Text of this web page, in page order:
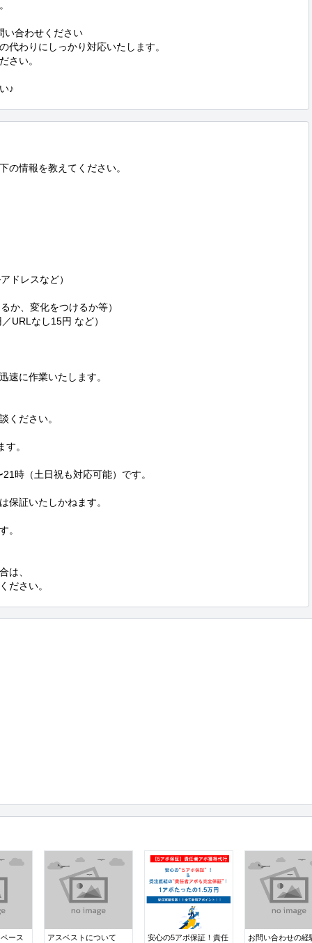
い合わせください
代わりにしっかり対応いたします。
さい。
♪
の情報を教えてください。
ドレスなど）
か、変化をつけるか等）
URLなし15円 など）
速に作業いたします。
ください。
。
時（土日祝も対応可能）です。
保証いたしかねます。
。
は、
ださい。
ース
アスベストについて
安心の5アポ保証！責任
お問い合わせの経